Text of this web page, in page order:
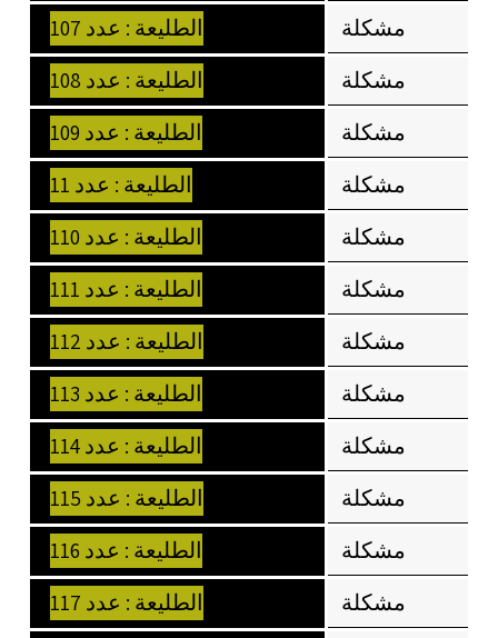
الطليعة : عدد 107
مشكلة
الطليعة : عدد 108
مشكلة
الطليعة : عدد 109
مشكلة
الطليعة : عدد 11
مشكلة
الطليعة : عدد 110
مشكلة
الطليعة : عدد 111
مشكلة
الطليعة : عدد 112
مشكلة
الطليعة : عدد 113
مشكلة
الطليعة : عدد 114
مشكلة
الطليعة : عدد 115
مشكلة
الطليعة : عدد 116
مشكلة
الطليعة : عدد 117
مشكلة